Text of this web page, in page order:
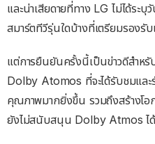
และน่าเสียดายที่ทาง LG ไม่ได้ระ
สมาร์ตทีวีรุ่นใดบ้างที่เตรียมรอง
แต่การยืนยันครั้งนี้เป็นข่าวดีสำ
Dolby Atomos ที่จะได้รับชมและ
คุณภาพมากยิ่งขึ้น รวมถึงสร้างโ
ยังไม่สนับสนุน Dolby Atmos ได้